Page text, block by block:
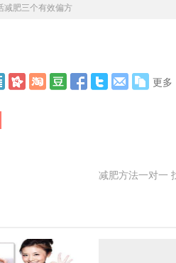
减肥三个有效偏方
更多
减肥方法一对一